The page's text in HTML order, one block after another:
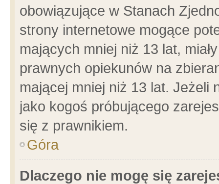
obowiązujące w Stanach
strony internetowe mogące
mających mniej niż 13 lat,
prawnych opiekunów na
mającej mniej niż 13 lat. Jeżeli
jako kogoś próbującego
się z prawnikiem.
Góra
Dlaczego nie mogę się